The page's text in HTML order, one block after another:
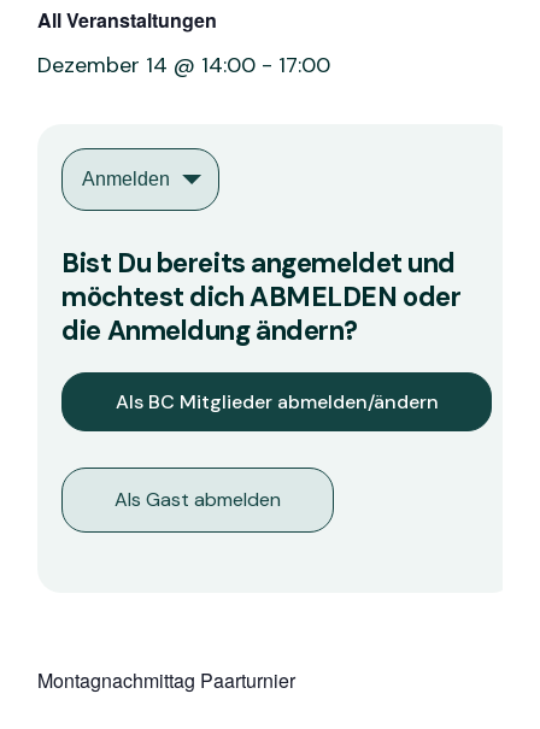
All Veranstaltungen
Dezember 14 @ 14:00 - 17:00
Anmelden
Bist Du bereits angemeldet und
möchtest dich ABMELDEN oder
die Anmeldung ändern?
Als Gast abmelden
Montagnachmittag Paarturnier